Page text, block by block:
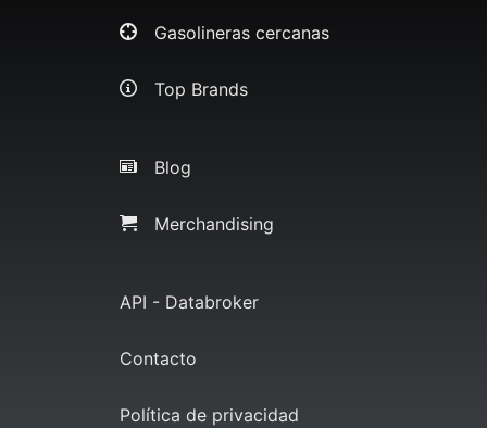
Gasolineras cercanas
Top Brands
Blog
Merchandising
API - Databroker
Contacto
Política de privacidad